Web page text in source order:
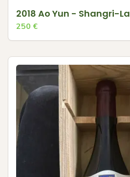
2018 Ao Yun - Shangri-La
250 €